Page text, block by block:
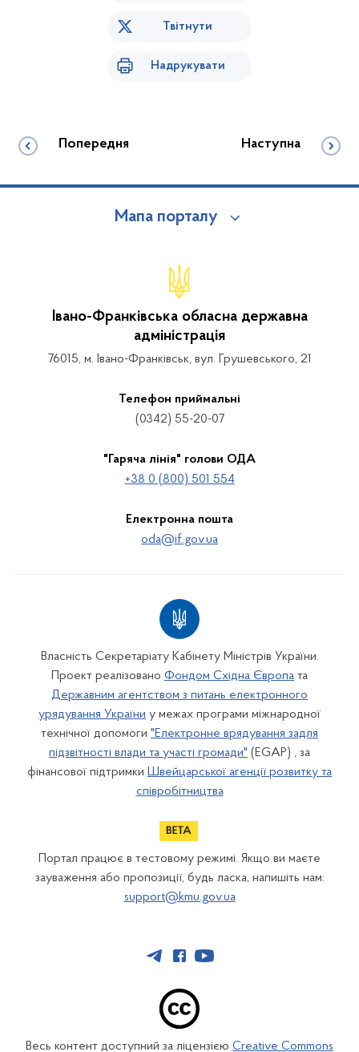
Твітнути
Надрукувати
Попередня Наступна
Мапа порталу
Івано-Франківська обласна державна
адміністрація
76015, м. Івано-Франківськ, вул. Грушевського, 21
Телефон приймальні
(0342) 55-20-07
"Гаряча лінія" голови ОДА
+38 0 (800) 501 554
Електронна пошта
oda@if.gov.ua
Власність Секретаріату Кабінету Міністрів України.
Проект реалізовано Фондом Східна Європа та
Державним агентством з питань електронного
урядування України у межах програми міжнародної
технічної допомоги "Електронне врядування задля
підзвітності влади та участі громади" (EGAP) , за
фінансової підтримки Швейцарської агенції розвитку та
співробітництва
Портал працює в тестовому режимі. Якщо ви маєте
зауваження або пропозиції, будь ласка, напишіть нам:
support@kmu.gov.ua
Весь контент доступний за ліцензією Creative Commons